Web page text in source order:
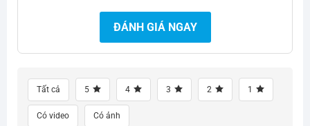
ĐÁNH GIÁ NGAY
Tất cả 5 4 3 2 1
Có video Có ảnh